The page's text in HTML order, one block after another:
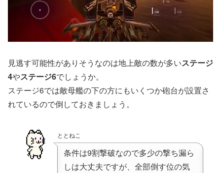
見逃す可能性がありそうなのは地上敵の数が多いステージ
4やステージ6でしょうか。
ステージ6では敵母艦の下の方にもいくつか砲台が設置さ
れているので倒しておきましょう。
ととねこ
条件は9割撃破なので多少の撃ち漏ら
しは大丈夫ですが、全部倒す位の気